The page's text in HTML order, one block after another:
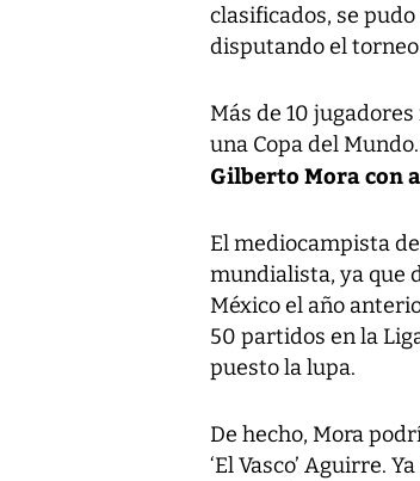
clasificados, se
disputando el torneo
Más de 10
una Copa del
Gilberto Mora con
El mediocampista
mundialista, ya que
México el año
50 partidos en la
puesto la lupa.
De hecho, Mora
‘El Vasco’ Aguirre.